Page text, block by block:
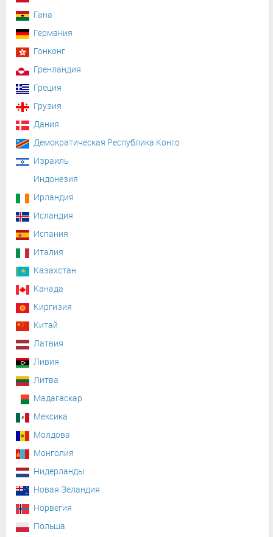
Гана
Германия
Гонконг
Гренландия
Греция
Грузия
Дания
Демократическая Республика Конго
Израиль
Индонезия
Ирландия
Исландия
Испания
Италия
Казахстан
Канада
Киргизия
Китай
Латвия
Ливия
Литва
Мадагаскар
Мексика
Молдова
Монголия
Нидерланды
Новая Зеландия
Норвегия
Польша